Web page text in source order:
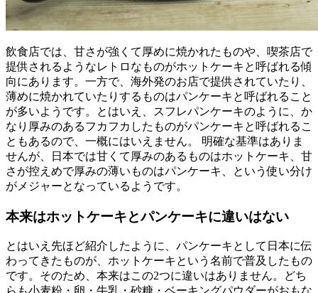
飲食店では、甘さが強くて厚めに焼かれたものや、喫茶店で
提供されるようなレトロなものがホットケーキと呼ばれる傾
向にあります。一方で、海外発のお店で提供されていたり、
薄めに焼かれていたりするものはパンケーキと呼ばれること
が多いようです。とはいえ、スフレパンケーキのように、か
なり厚みのあるフカフカしたものがパンケーキと呼ばれるこ
ともあるので、一概にはいえません。 明確な基準はありま
せんが、日本では甘くて厚みのあるものはホットケーキ、甘
さが控えめで厚みの薄いものはパンケーキ、という使い分け
がメジャーとなっているようです。
本来はホットケーキとパンケーキに違いはない
とはいえ先ほど紹介したように、パンケーキとして日本に伝
わってきたものが、ホットケーキという名前で普及したもの
です。そのため、本来はこの2つに違いはありません。どち